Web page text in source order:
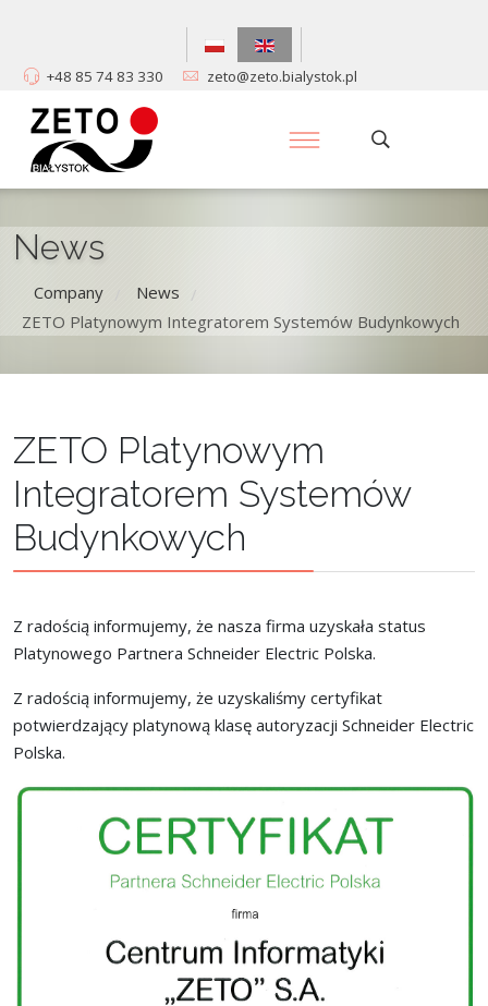
+48 85 74 83 330 zeto@zeto.bialystok.pl
News
Company News /
ZETO Platynowym Integratorem Systemów Budynkowych
ZETO Platynowym
Integratorem Systemów
Budynkowych
Z radością informujemy, że nasza firma uzyskała status
Platynowego Partnera Schneider Electric Polska.
Z radością informujemy, że uzyskaliśmy certyfikat
potwierdzający platynową klasę autoryzacji Schneider Electric
Polska.